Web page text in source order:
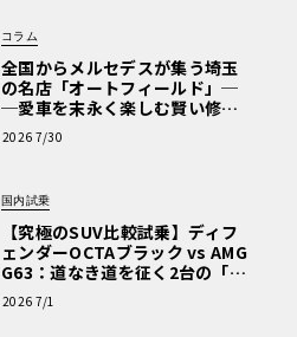
コラム
全国からメルセデスが集う埼玉
の名店「オートフィールド」─
─愛車を末永く楽しむ賢い修理
術と、プロがフックス製オイル
を選ぶ理由〈PR〉
2026 7/30
国内試乗
【究極のSUV比較試乗】ディフ
ェンダーOCTAブラック vs AMG
G63：道なき道を征く2台の「対
極的アプローチ」
2026 7/1